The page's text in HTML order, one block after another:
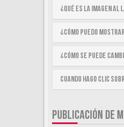
¿Qué es la imagen al
¿Cómo puedo
¿Cómo se puede
Cuando hago clic
PUBLICACIÓN DE